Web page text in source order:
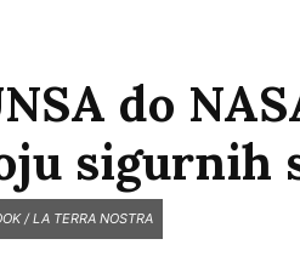
do
sigurnih
/ LA TERRA NOSTRA